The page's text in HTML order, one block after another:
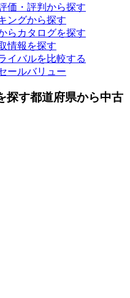
価・評判から探す
ングから探す
らカタログを探す
情報を探す
イバルを比較する
ールバリュー
探す都道府県から中古